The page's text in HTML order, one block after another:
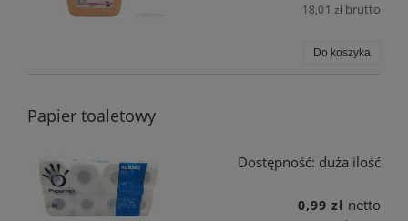
18,01 zł brutto
Do koszyka
Papier toaletowy
Dostępność: duża ilość
0,99 zł netto